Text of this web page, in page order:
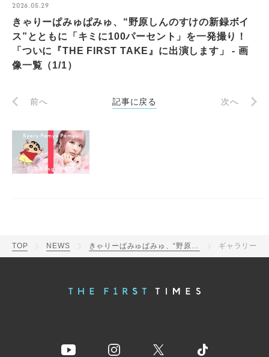
2026.05.29
きゃりーぱみゅぱみゅ、“野原しんのすけの新録ボイ
ス”とともに「キミに100パーセント」を一発撮り！
「ついに『THE FIRST TAKE』に出演します」 - 画
像一覧（1/1）
前へ 記事に戻る 次へ
TOP NEWS きゃりーぱみゅぱみゅ、“野原しんのすけの新録ボイス”とともに「キミに100パーセント」を一発撮り！「ついに『THE FIRST TAKE』に出演します」 ギャラリー